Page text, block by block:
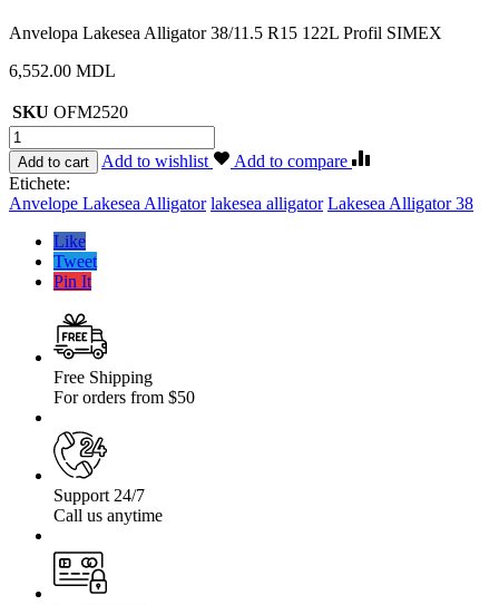
Anvelopa Lakesea Alligator 38/11.5 R15 122L Profil SIMEX
6,552.00 MDL
SKU OFM2520
Cantitate
Anvelopa
Lakesea
Alligator
38/11.5
SIMEX
Add to cart Add to wishlist
Add to compare
Etichete:
Anvelope Lakesea Alligator lakesea alligator Lakesea Alligator 38
Like
Tweet
Pin It
Free Shipping
For orders from $50
Support 24/7
Call us anytime